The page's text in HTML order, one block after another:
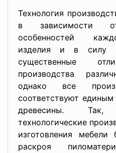
Технология
в зависимости от
особенностей
изделия и в силу
существенные
производства
однако все
соответствуют
древесины.
технологические
изготовления
раскроя